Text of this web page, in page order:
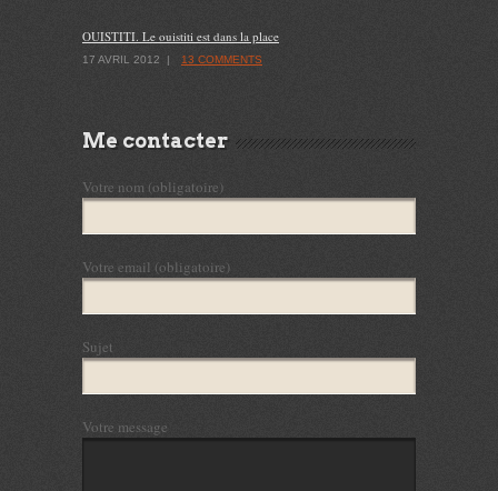
OUISTITI. Le ouistiti est dans la place
17 AVRIL 2012 | 13 COMMENTS
Me contacter
Votre nom (obligatoire)
Votre email (obligatoire)
Sujet
Votre message